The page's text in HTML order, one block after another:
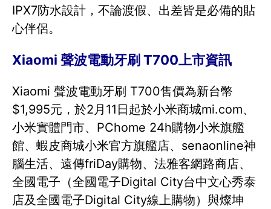
IPX7防水設計，不論渡假、出差皆是必備的貼
心伴侶。
Xiaomi 聲波電動牙刷 T700上市資訊
Xiaomi 聲波電動牙刷 T700售價為新台幣
$1,995元，於2月11日起於小米商城mi.com、
小米實體門市、PChome 24h購物小米旗艦
館、蝦皮商城小米官方旗艦店、senaonline神
腦生活、遠傳friDay購物、法雅客網路商店、
全國電子（全國電子Digital City台中文心秀泰
店及全國電子Digital City線上購物）與燦坤